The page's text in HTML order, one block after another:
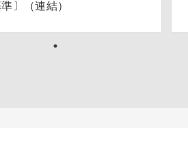
〕（連結）